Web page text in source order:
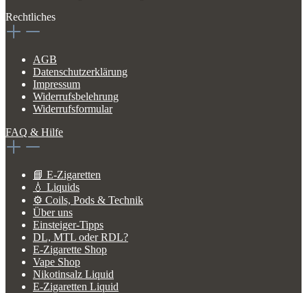
Rechtliches
AGB
Datenschutzerklärung
Impressum
Widerrufsbelehrung
Widerrufsformular
FAQ & Hilfe
📘 E-Zigaretten
💧 Liquids
⚙️ Coils, Pods & Technik
Über uns
Einsteiger-Tipps
DL, MTL oder RDL?
E-Zigarette Shop
Vape Shop
Nikotinsalz Liquid
E-Zigaretten Liquid